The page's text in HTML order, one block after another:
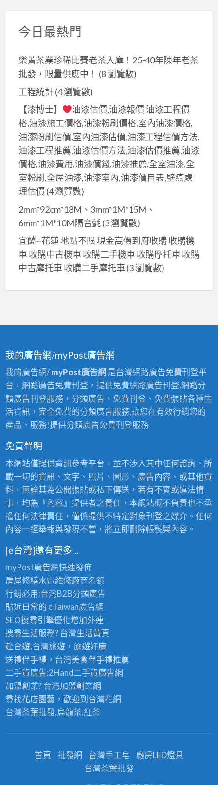
今日最熱門
樂菁茶業珍稀比賽老茶入庫！25-40年陳年老茶
批發，限量供應中！ (8 瀏覽數)
工程統計(4 瀏覽數)
【漆博士】
油漆估價,油漆報價,油漆工程價
格,油漆施工價格,油漆粉刷價格,室內油漆價格,
油漆粉刷估價,室內油漆估價,油漆工程估價方法,
油漆工程推薦,油漆估價方法,油漆估價推薦,油漆
價格,油漆費用,油漆價錢,油漆推薦,全室油漆,全
室粉刷,全屋油漆,油漆室內,油漆價目表,壁癌處
理估價(4 瀏覽數)
2mm*92cm*18M、3mm*1M*15M、
6mm*1M*10M隔音氈(3 瀏覽數)
宜蘭~花蓮 地點不限 現金高價到府收購 收購機
車 收購中古機車 收購二手機車 收購摩托車 收購
中古摩托車 收購二手摩托車(3 瀏覽數)
我的廣告網/myPost廣告網
我的廣告網/myPost廣告網 是台灣網路廣告免費刊登平
台，網路廣告免費刊登，提供免費網路廣告刊登,網路分
類廣告刊登服務，分類廣告、免費刊登、免費張貼各種生
活資訊，完全免費的分類廣告服務,讓您在有效行銷您的
產品、服務!提供分類廣告免費刊登服務
免責聲明
本網站僅提供資訊參考平台，並不涉入其中任何諮詢。所
載一切的資訊、文字、照片、圖形、廣告內容、或其他資
料，無論其為公開張貼或私下傳送，若有不實或違法情
事，均為『內容』提供者之責任，本網站概不負責也不承
擔任何法律責任，僅係提供不特定對象刊登之媒介。任何
內容一經舉報與發現不當，將立即刪除帳號與內容。
[e台灣]還有更多…
myPost廣告網快速發佈
房屋修繕水電維修廠商名錄
行銷必用:台灣B2B分類廣告
貼近日常的 eTaiwan廣告網
SEO搜尋引擎優化增加外連
搜尋生活服務? 台灣生活黃頁
赴台遊,台灣旅遊，旅遊好康
送禮伴手禮，台灣美食伴手禮推薦
二手貨廣告:2Hand二手貨廣告網
加盟創業? 台灣加盟創業網
尋找花店園藝，歡迎到 台灣花網
台灣茶葉批發,烏龍茶,紅茶
首頁 批發網 台灣手工皂
廠房LED燈具
台灣茶葉批發